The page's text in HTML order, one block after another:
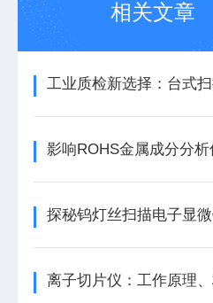
相关文章